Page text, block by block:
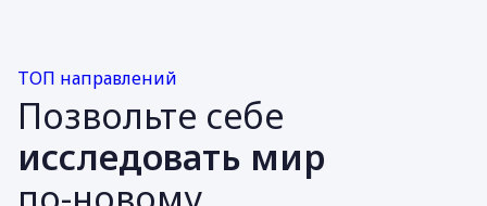
ТОП направлений
Позвольте себе
исследовать мир